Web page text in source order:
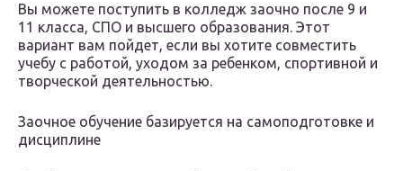
Вы можете поступить в колледж заочно после 9 и
11 класса, СПО и высшего образования. Этот
вариант вам пойдет, если вы хотите совместить
учебу с работой, уходом за ребенком, спортивной и
творческой деятельностью.
Заочное обучение базируется на самоподготовке и
дисциплине